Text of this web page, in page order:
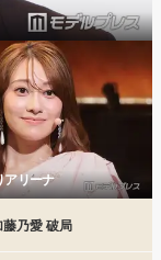
アリーナ
乃愛 破局